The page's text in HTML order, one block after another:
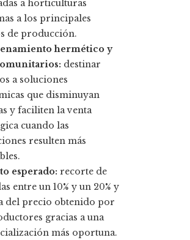
a horticulturas
a los principales
de producción.
hermético y
destinar
a soluciones
que disminuyan
y faciliten la venta
cuando las
resulten más
esperado: recorte de
entre un 10% y un 20% y
del precio obtenido por
gracias a una
más oportuna.